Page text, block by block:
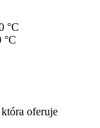
°C
°C
oferuje